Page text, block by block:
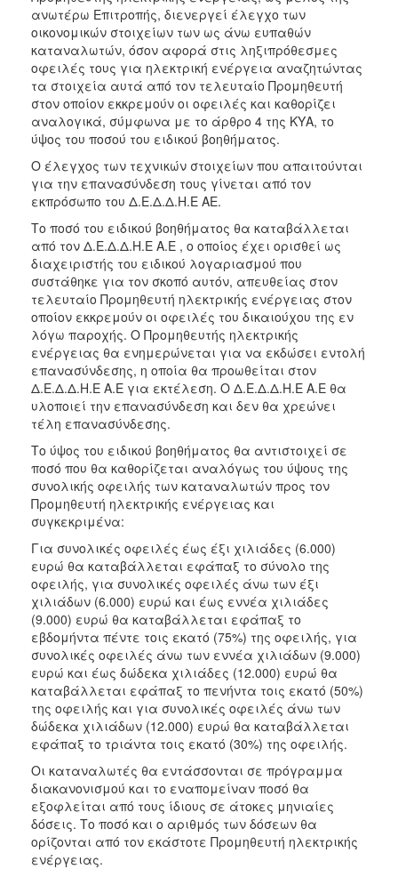
ανωτέρω Επιτροπής, διενεργεί έλεγχο των
οικονομικών στοιχείων των ως άνω ευπαθών
καταναλωτών, όσον αφορά στις ληξιπρόθεσμες
οφειλές τους για ηλεκτρική ενέργεια αναζητώντας
τα στοιχεία αυτά από τον τελευταίο Προμηθευτή
στον οποίον εκκρεμούν οι οφειλές και καθορίζει
αναλογικά, σύμφωνα με το άρθρο 4 της ΚΥΑ, το
ύψος του ποσού του ειδικού βοηθήματος.
Ο έλεγχος των τεχνικών στοιχείων που απαιτούνται
για την επανασύνδεση τους γίνεται από τον
εκπρόσωπο του Δ.Ε.Δ.Δ.Η.Ε ΑΕ.
Το ποσό του ειδικού βοηθήματος θα καταβάλλεται
από τον Δ.Ε.Δ.Δ.Η.Ε Α.Ε , ο οποίος έχει ορισθεί ως
διαχειριστής του ειδικού λογαριασμού που
συστάθηκε για τον σκοπό αυτόν, απευθείας στον
τελευταίο Προμηθευτή ηλεκτρικής ενέργειας στον
οποίον εκκρεμούν οι οφειλές του δικαιούχου της εν
λόγω παροχής. Ο Προμηθευτής ηλεκτρικής
ενέργειας θα ενημερώνεται για να εκδώσει εντολή
επανασύνδεσης, η οποία θα προωθείται στον
Δ.Ε.Δ.Δ.Η.Ε Α.Ε για εκτέλεση. Ο Δ.Ε.Δ.Δ.Η.Ε Α.Ε θα
υλοποιεί την επανασύνδεση και δεν θα χρεώνει
τέλη επανασύνδεσης.
Το ύψος του ειδικού βοηθήματος θα αντιστοιχεί σε
ποσό που θα καθορίζεται αναλόγως του ύψους της
συνολικής οφειλής των καταναλωτών προς τον
Προμηθευτή ηλεκτρικής ενέργειας και
συγκεκριμένα:
Για συνολικές οφειλές έως έξι χιλιάδες (6.000)
ευρώ θα καταβάλλεται εφάπαξ το σύνολο της
οφειλής, για συνολικές οφειλές άνω των έξι
χιλιάδων (6.000) ευρώ και έως εννέα χιλιάδες
(9.000) ευρώ θα καταβάλλεται εφάπαξ το
εβδομήντα πέντε τοις εκατό (75%) της οφειλής, για
συνολικές οφειλές άνω των εννέα χιλιάδων (9.000)
ευρώ και έως δώδεκα χιλιάδες (12.000) ευρώ θα
καταβάλλεται εφάπαξ το πενήντα τοις εκατό (50%)
της οφειλής και για συνολικές οφειλές άνω των
δώδεκα χιλιάδων (12.000) ευρώ θα καταβάλλεται
εφάπαξ το τριάντα τοις εκατό (30%) της οφειλής.
Οι καταναλωτές θα εντάσσονται σε πρόγραμμα
διακανονισμού και το εναπομείναν ποσό θα
εξοφλείται από τους ίδιους σε άτοκες μηνιαίες
δόσεις. Το ποσό και ο αριθμός των δόσεων θα
ορίζονται από τον εκάστοτε Προμηθευτή ηλεκτρικής
ενέργειας.